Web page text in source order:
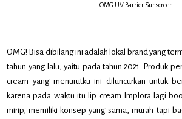
OMG UV Barrier Sunscreen
OMG! Bisa dibilang ini adalah lokal brand yang
tahun yang lalu, yaitu pada tahun 2021. Produk
cream yang menurutku ini diluncurkan untuk
karena pada waktu itu lip cream Implora lagi
mirip, memiliki konsep yang sama, murah tapi